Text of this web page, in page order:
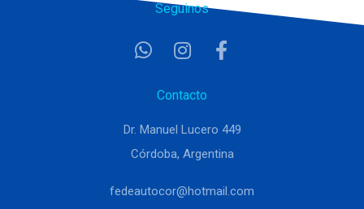
Seguinos
Contacto
Dr. Manuel Lucero 449
Córdoba, Argentina
fedeautocor@hotmail.com